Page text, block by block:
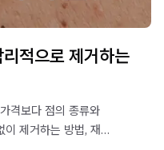
적으로 제거하는
격보다 점의 종류와
제거하는 방법, 재발